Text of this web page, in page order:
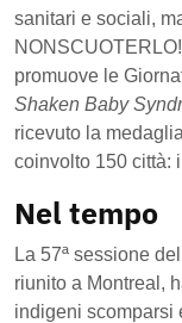
sanitari e sociali,
promuove le
Shaken Baby
ricevuto la
coinvolto 150 città:
Nel tempo
La 57ª sessione
riunito a Montreal,
indigeni scomparsi